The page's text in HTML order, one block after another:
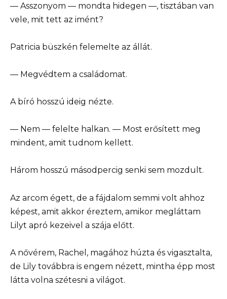
— Asszonyom — mondta hidegen —, tisztában van
vele, mit tett az imént?
Patricia büszkén felemelte az állát.
— Megvédtem a családomat.
A bíró hosszú ideig nézte.
— Nem — felelte halkan. — Most erősített meg
mindent, amit tudnom kellett.
Három hosszú másodpercig senki sem mozdult.
Az arcom égett, de a fájdalom semmi volt ahhoz
képest, amit akkor éreztem, amikor megláttam
Lilyt apró kezeivel a szája előtt.
A nővérem, Rachel, magához húzta és vigasztalta,
de Lily továbbra is engem nézett, mintha épp most
látta volna szétesni a világot.